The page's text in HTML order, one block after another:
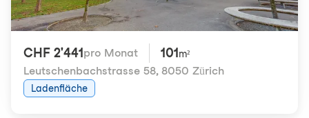
CHF 2'441 pro Monat 101 m²
Leutschenbachstrasse 58, 8050 Zürich
Ladenfläche